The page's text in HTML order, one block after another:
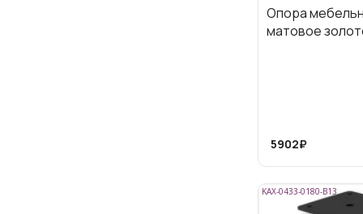
Опора
матовое
5902₽
KAX-0433-0180-B13